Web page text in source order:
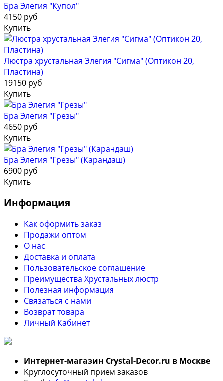
Бра Элегия "Купол"
4150 руб
Купить
Люстра хрустальная Элегия "Сигма" (Оптикон 20,
Пластина)
19150 руб
Купить
Бра Элегия "Грезы"
4650 руб
Купить
Бра Элегия "Грезы" (Карандаш)
6900 руб
Купить
Информация
Как оформить заказ
Продажи оптом
О нас
Доставка и оплата
Пользовательское соглашение
Преимущества Хрустальных люстр
Полезная информация
Связаться с нами
Возврат товара
Личный Кабинет
Интернет-магазин Crystal-Decor.ru в Москве
Круглосуточный прием заказов